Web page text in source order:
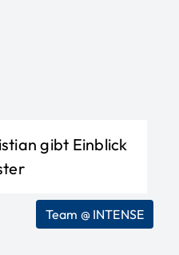
gibt Einblick
Team @ INTENSE